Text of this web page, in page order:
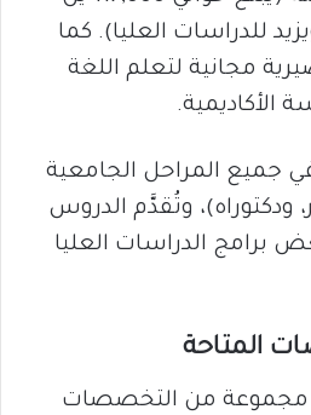
للدراسات العليا). كما
مجانية لتعلم اللغة
الأكاديمية.
جميع المراحل الجامعية
ودكتوراه)، وتُقدَّم الدروس
بعض برامج الدراسات العليا
المتاحة
مجموعة من التخصصات